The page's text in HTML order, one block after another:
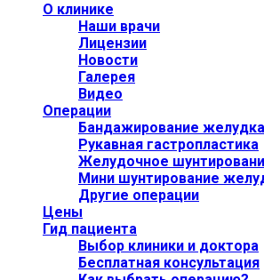
О клинике
Наши врачи
Лицензии
Новости
Галерея
Видео
Операции
Бандажирование желудка
Рукавная гастропластика
Желудочное
Мини шунтирование
Другие операции
Цены
Гид пациента
Выбор клиники и доктора
Бесплатная консультация